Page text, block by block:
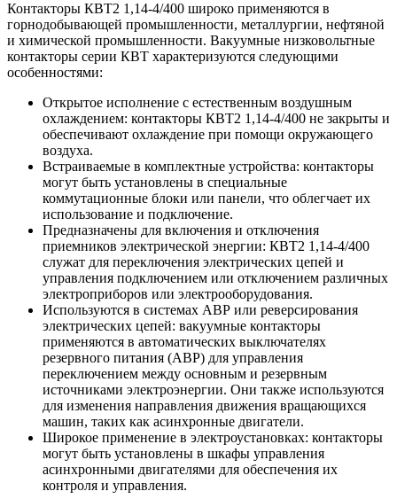
Контакторы КВТ2 1,14-4/400 широко применяются в
горнодобывающей промышленности, металлургии, нефтяной
и химической промышленности. Вакуумные низковольтные
контакторы серии КВТ характеризуются следующими
особенностями:
Открытое исполнение с естественным воздушным
охлаждением: контакторы КВТ2 1,14-4/400 не закрыты и
обеспечивают охлаждение при помощи окружающего
воздуха.
Встраиваемые в комплектные устройства: контакторы
могут быть установлены в специальные
коммутационные блоки или панели, что облегчает их
использование и подключение.
Предназначены для включения и отключения
приемников электрической энергии: КВТ2 1,14-4/400
служат для переключения электрических цепей и
управления подключением или отключением различных
электроприборов или электрооборудования.
Используются в системах АВР или реверсирования
электрических цепей: вакуумные контакторы
применяются в автоматических выключателях
резервного питания (АВР) для управления
переключением между основным и резервным
источниками электроэнергии. Они также используются
для изменения направления движения вращающихся
машин, таких как асинхронные двигатели.
Широкое применение в электроустановках: контакторы
могут быть установлены в шкафы управления
асинхронными двигателями для обеспечения их
контроля и управления.